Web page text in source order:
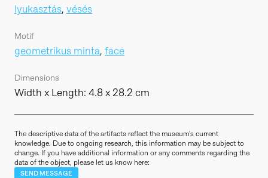
lyukasztás, vésés
Motif
geometrikus minta, face
Dimensions
Width x Length: 4.8 x 28.2 cm
The descriptive data of the artifacts reflect the museum's current
knowledge. Due to ongoing research, this information may be subject to
change. If you have additional information or any comments regarding the
data of the object, please let us know here:
SEND MESSAGE